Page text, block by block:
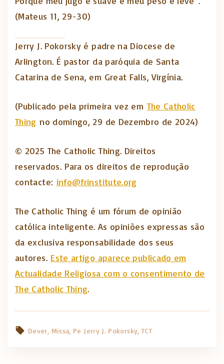
(Mateus 11, 29-30)
Jerry J. Pokorsky é padre na Diocese de
Arlington. É pastor da paróquia de Santa
Catarina de Sena, em Great Falls, Virgínia.
(Publicado pela primeira vez em The Catholic
Thing no domingo, 29 de Dezembro de 2024)
© 2025 The Catholic Thing. Direitos
reservados. Para os direitos de reprodução
contacte: info@frinstitute.org
The Catholic Thing é um fórum de opinião
católica inteligente. As opiniões expressas são
da exclusiva responsabilidade dos seus
autores. Este artigo aparece publicado em
Actualidade Religiosa com o consentimento de
The Catholic Thing.
Dever Missa Pe Jerry J. Pokorsky TCT